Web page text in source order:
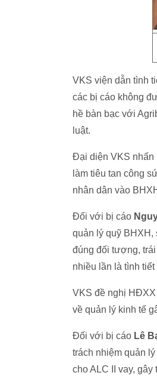
VKS viện dẫn tình
các bị cáo không
hề bàn bạc với
luật.
Đại diện VKS nhấn
làm tiêu tan công
nhân dân vào
Đối với bị cáo
quản lý quỹ BHXH,
đúng đối tượng,
nhiều lần là tình
VKS đề nghị HĐXX
về quản lý kinh tế
Đối với bị cáo Lê
trách nhiệm quản
cho ALC II vay,